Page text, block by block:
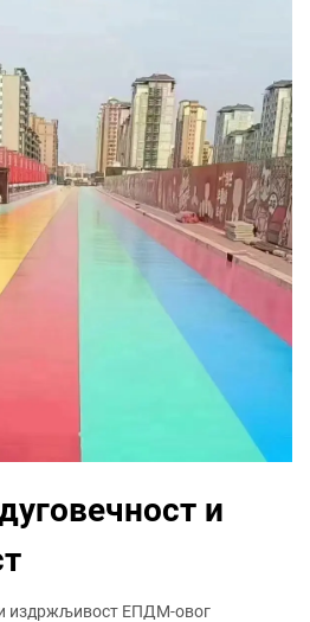
и
издржљивост ЕПДМ-овог